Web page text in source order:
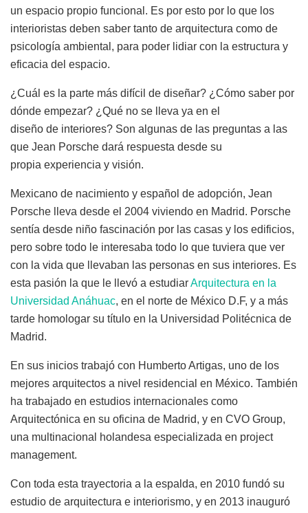
un espacio propio funcional. Es por esto por lo que los
interioristas deben saber tanto de arquitectura como de
psicología ambiental, para poder lidiar con la estructura y
eficacia del espacio.
¿Cuál es la parte más difícil de diseñar? ¿Cómo saber por
dónde empezar? ¿Qué no se lleva ya en el
diseño de interiores? Son algunas de las preguntas a las
que Jean Porsche dará respuesta desde su
propia experiencia y visión.
Mexicano de nacimiento y español de adopción, Jean
Porsche lleva desde el 2004 viviendo en Madrid. Porsche
sentía desde niño fascinación por las casas y los edificios,
pero sobre todo le interesaba todo lo que tuviera que ver
con la vida que llevaban las personas en sus interiores. Es
esta pasión la que le llevó a estudiarArquitectura en la
Universidad Anáhuac, en el norte de México D.F, y a más
tarde homologar su título en la Universidad Politécnica de
Madrid.
En sus inicios trabajó con Humberto Artigas, uno de los
mejores arquitectos a nivel residencial en México. También
ha trabajado en estudios internacionales como
Arquitectónica en su oficina de Madrid, y en CVO Group,
una multinacional holandesa especializada en project
management.
Con toda esta trayectoria a la espalda, en 2010 fundó su
estudio de arquitectura e interiorismo, y en 2013 inauguró